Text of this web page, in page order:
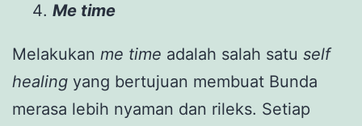
Me time
Melakukan me time adalah salah satu self
healing yang bertujuan membuat Bunda
merasa lebih nyaman dan rileks. Setiap